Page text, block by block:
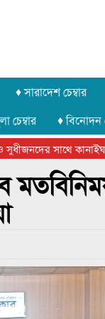
♦ সারাদেশ চেম্বার
চেম্বার ♦ বিনোদন
সাথে
ফেডারেশানের বিভাগীয়